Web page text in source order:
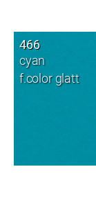
466
cyan
f.color glatt